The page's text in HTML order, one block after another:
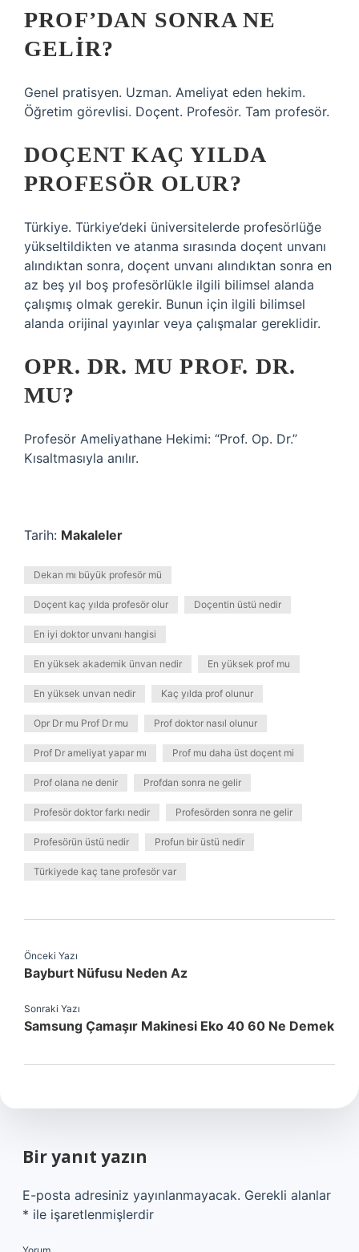
PROF’DAN SONRA NE
GELIR?
Genel pratisyen. Uzman. Ameliyat eden hekim.
Öğretim görevlisi. Doçent. Profesör. Tam profesör.
DOÇENT KAÇ YILDA
PROFESÖR OLUR?
Türkiye. Türkiye’deki üniversitelerde profesörlüğe
yükseltildikten ve atanma sırasında doçent unvanı
alındıktan sonra, doçent unvanı alındıktan sonra en
az beş yıl boş profesörlükle ilgili bilimsel alanda
çalışmış olmak gerekir. Bunun için ilgili bilimsel
alanda orijinal yayınlar veya çalışmalar gereklidir.
OPR. DR. MU PROF. DR.
MU?
Profesör Ameliyathane Hekimi: “Prof. Op. Dr.”
Kısaltmasıyla anılır.
Tarih: Makaleler
Dekan mı büyük profesör mü
Doçent kaç yılda profesör olur Doçentin üstü nedir
En iyi doktor unvanı hangisi
En yüksek akademik ünvan nedir En yüksek prof mu
En yüksek unvan nedir Kaç yılda prof olunur
Opr Dr mu Prof Dr mu Prof doktor nasıl olunur
Prof Dr ameliyat yapar mı Prof mu daha üst doçent mi
Prof olana ne denir Profdan sonra ne gelir
Profesör doktor farkı nedir Profesörden sonra ne gelir
Profesörün üstü nedir Profun bir üstü nedir
Türkiyede kaç tane profesör var
Önceki Yazı
Bayburt Nüfusu Neden Az
Sonraki Yazı
Samsung Çamaşır Makinesi Eko 40 60 Ne Demek
Bir yanıt yazın
E-posta adresiniz yayınlanmayacak. Gerekli alanlar
* ile işaretlenmişlerdir